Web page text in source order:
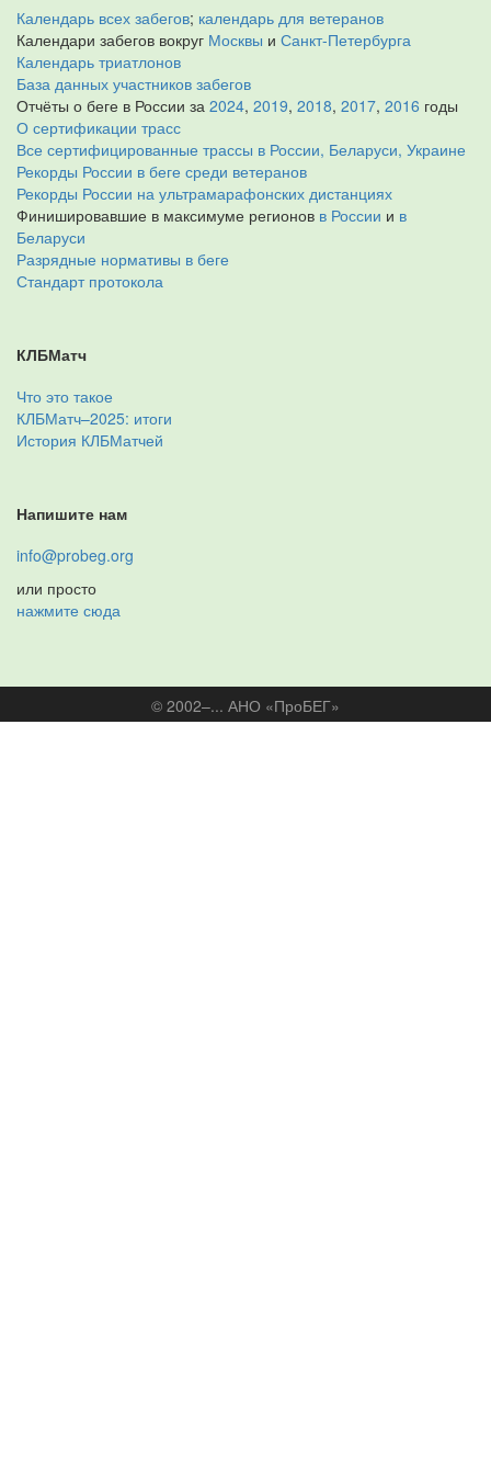
Календарь всех забегов; календарь для ветеранов
Календари забегов вокруг Москвы и Санкт-Петербурга
Календарь триатлонов
База данных участников забегов
Отчёты о беге в России за 2024, 2019, 2018, 2017, 2016 годы
О сертификации трасс
Все сертифицированные трассы в России, Беларуси, Украине
Рекорды России в беге среди ветеранов
Рекорды России на ультрамарафонских дистанциях
Финишировавшие в максимуме регионов в России и в
Беларуси
Разрядные нормативы в беге
Стандарт протокола
КЛБМатч
Что это такое
КЛБМатч–2025: итоги
История КЛБМатчей
Напишите нам
info@probeg.org
или просто
нажмите сюда
© 2002–... АНО «ПроБЕГ»